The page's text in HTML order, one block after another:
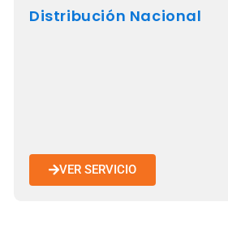
Distribución Nacional
VER SERVICIO